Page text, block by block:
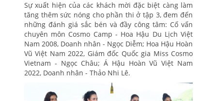
Sự xuất hiện của các khách mời đặc biệt càng làm
tăng thêm sức nóng cho phần thi ở tập 3, đem đến
những đánh giá sắc bén và đầy công tâm: Cố vấn
chuyên môn Cosmo Camp - Hoa Hậu Du Lịch Việt
Nam 2008, Doanh nhân - Ngọc Diễm; Hoa Hậu Hoàn
Vũ Việt Nam 2022, Giám đốc Quốc gia Miss Cosmo
Vietnam - Ngọc Châu; Á Hậu Hoàn Vũ Việt Nam
2022, Doanh nhân - Thảo Nhi Lê.